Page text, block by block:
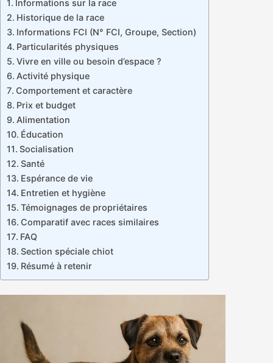
Informations sur la race
Historique de la race
Informations FCI (N° FCI, Groupe, Section)
Particularités physiques
Vivre en ville ou besoin d’espace ?
Activité physique
Comportement et caractère
Prix et budget
Alimentation
Éducation
Socialisation
Santé
Espérance de vie
Entretien et hygiène
Témoignages de propriétaires
Comparatif avec races similaires
FAQ
Section spéciale chiot
Résumé à retenir